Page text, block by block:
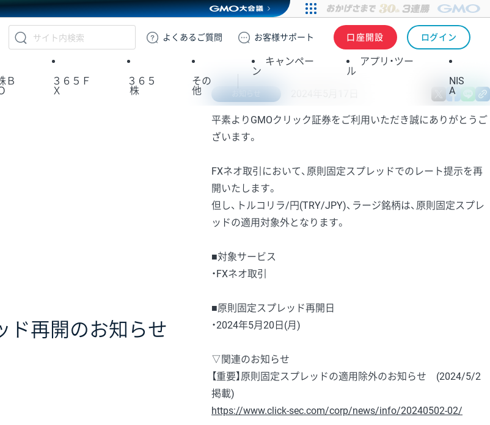
GMOクリック証券
よくある ご質問 お客様サポート 口座開設 ログイン
Ｂ
３６５Ｆ
Ｘ
３６５
株
その
他
キャンペー
ン
アプリ・ツー
ル
NIS
A
ド再開のお知らせ
X
平素よりGMOクリック証券をご利用いただき誠にありがとうご
ざいます。
FXネオ取引において、原則固定スプレッドでのレート提示を再
開いたします。
但し、トルコリラ/円(TRY/JPY)、ラージ銘柄は、原則固定スプレ
ッドの適用対象外となります。
■対象サービス
・FXネオ取引
■原則固定スプレッド再開日
・2024年5月20日(月)
▽関連のお知らせ
【重要】原則固定スプレッドの適用除外のお知らせ (2024/5/2
掲載)
https://www.click-sec.com/corp/news/info/20240502-02/